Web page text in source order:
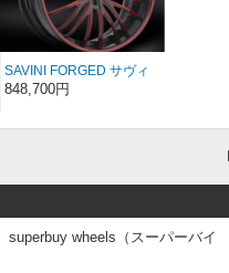
SAVINI FORGED サヴィ
ーニ フォージド XLT
848,700円
superbuy wheels（スーパーバイ